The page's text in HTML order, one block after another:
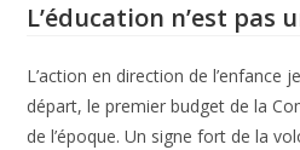
L’éducation n’est pas
L’action en direction de l’enfance
départ, le premier budget de la
de l’époque. Un signe fort de la